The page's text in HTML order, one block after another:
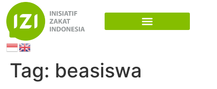
Tag: beasiswa